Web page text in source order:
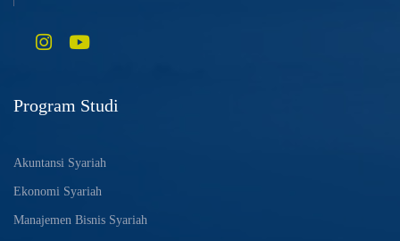
Program Studi
Akuntansi Syariah
Ekonomi Syariah
Manajemen Bisnis Syariah